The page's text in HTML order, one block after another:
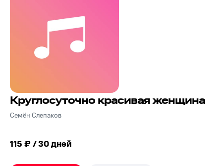
Круглосуточно красивая женщина
Семён Слепаков
115 ₽ / 30 дней